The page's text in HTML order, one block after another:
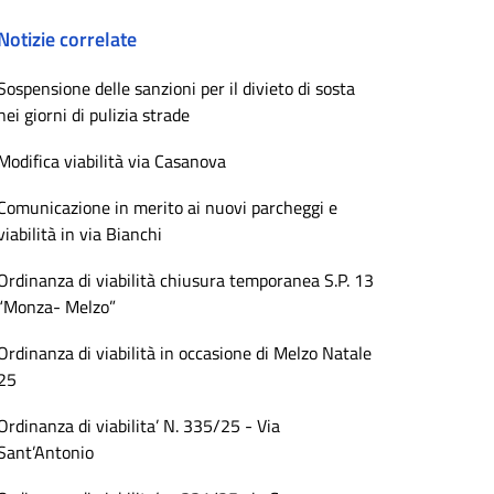
correlate
delle sanzioni per il divieto di sosta
giorni di pulizia strade
viabilità via Casanova
in merito ai nuovi parcheggi e
in via Bianchi
di viabilità chiusura temporanea S.P. 13
Melzo”
di viabilità in occasione di Melzo Natale
di viabilita’ N. 335/25 - Via